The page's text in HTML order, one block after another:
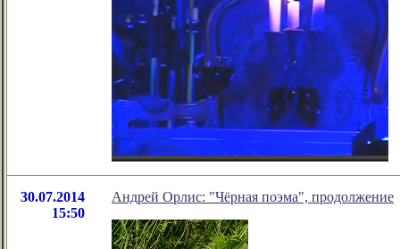
30.07.2014
15:50
Андрей Орлис: "Чёрная поэма", продолжение